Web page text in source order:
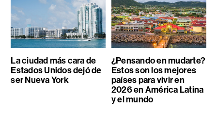
La ciudad más cara de
Estados Unidos dejó de
ser Nueva York
¿Pensando en mudarte?
Estos son los mejores
países para vivir en
2026 en América Latina
y el mundo